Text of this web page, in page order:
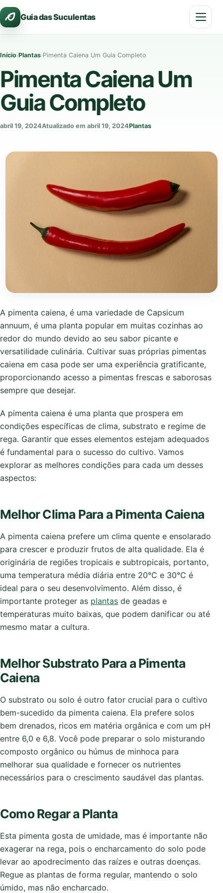
Pular
para
o
Guia das Suculentas
Início›Plantas›Pimenta Caiena Um Guia Completo
Pimenta Caiena Um
Guia Completo
abril 19, 2024Atualizado em abril 19, 2024Plantas
A pimenta caiena, é uma variedade de Capsicum
annuum, é uma planta popular em muitas cozinhas ao
redor do mundo devido ao seu sabor picante e
versatilidade culinária. Cultivar suas próprias pimentas
caiena em casa pode ser uma experiência gratificante,
proporcionando acesso a pimentas frescas e saborosas
sempre que desejar.
A pimenta caiena é uma planta que prospera em
condições específicas de clima, substrato e regime de
rega. Garantir que esses elementos estejam adequados
é fundamental para o sucesso do cultivo. Vamos
explorar as melhores condições para cada um desses
aspectos:
Melhor Clima Para a Pimenta Caiena
A pimenta caiena prefere um clima quente e ensolarado
para crescer e produzir frutos de alta qualidade. Ela é
originária de regiões tropicais e subtropicais, portanto,
uma temperatura média diária entre 20°C e 30°C é
ideal para o seu desenvolvimento. Além disso, é
importante proteger as plantas de geadas e
temperaturas muito baixas, que podem danificar ou até
mesmo matar a cultura.
Melhor Substrato Para a Pimenta
Caiena
O substrato ou solo é outro fator crucial para o cultivo
bem-sucedido da pimenta caiena. Ela prefere solos
bem drenados, ricos em matéria orgânica e com um pH
entre 6,0 e 6,8. Você pode preparar o solo misturando
composto orgânico ou húmus de minhoca para
melhorar sua qualidade e fornecer os nutrientes
necessários para o crescimento saudável das plantas.
Como Regar a Planta
Esta pimenta gosta de umidade, mas é importante não
exagerar na rega, pois o encharcamento do solo pode
levar ao apodrecimento das raízes e outras doenças.
Regue as plantas de forma regular, mantendo o solo
úmido, mas não encharcado.